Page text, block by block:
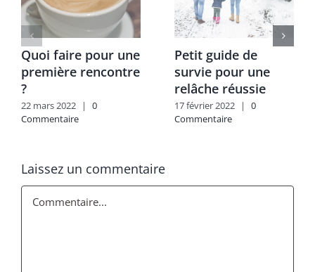
Quoi faire pour une
première rencontre
?
22 mars 2022 |
0
Commentaire
Petit guide de
survie pour une
relâche réussie
17 février 2022 |
0
Commentaire
Laissez un commentaire
Commentaire